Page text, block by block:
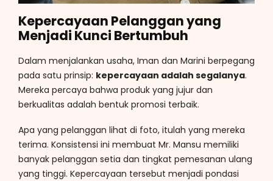
Kepercayaan Pelanggan yang
Menjadi Kunci Bertumbuh
Dalam menjalankan usaha, Iman dan Marini berpegang
pada satu prinsip: kepercayaan adalah segalanya.
Mereka percaya bahwa produk yang jujur dan
berkualitas adalah bentuk promosi terbaik.
Apa yang pelanggan lihat di foto, itulah yang mereka
terima. Konsistensi ini membuat Mr. Mansu memiliki
banyak pelanggan setia dan tingkat pemesanan ulang
yang tinggi. Kepercayaan tersebut menjadi pondasi